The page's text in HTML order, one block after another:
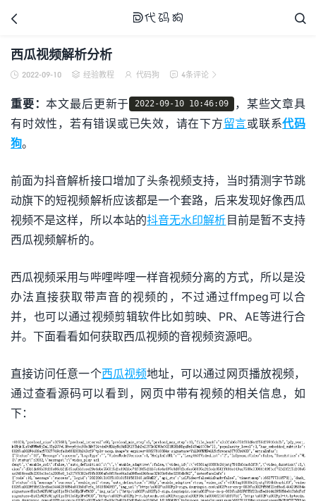

代码狗
 
西瓜视频解析分析
 2022-09-10  经验教程  代码狗  4条评论 
重要：本文最后更新于 2022-09-10 10:46:09
，某些文章具
有时效性，若有错误或已失效，请在下方留言或联系代码
狗。
前面为抖音解析接口增加了头条视频支持，当时猜测字节跳
动旗下的短视频解析应该都是一个套路，后来发现好像西瓜
视频不是这样，所以本站的抖音无水印解析目前是暂不支持
西瓜视频解析的。
西瓜视频采用与哔哩哔哩一样音视频分离的方式，所以是没
办法直接获取带声音的视频的，不过通过ffmpeg可以合
并，也可以通过视频剪辑软件比如剪映、PR、AE等进行合
并。下面看看如何获取西瓜视频的音视频资源吧。
直接访问任意一个西瓜视频地址，可以通过网页播放视频，
通过查看源码可以看到，网页中带有视频的相关信息，如
下：